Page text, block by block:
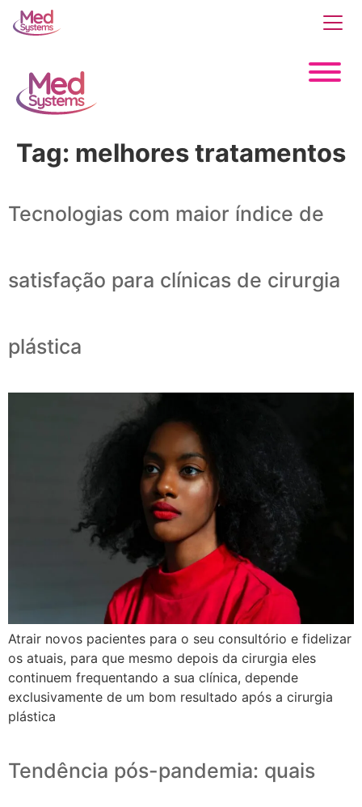
Tag: melhores tratamentos
Tecnologias com maior índice de
satisfação para clínicas de cirurgia
plástica
Atrair novos pacientes para o seu consultório e fidelizar
os atuais, para que mesmo depois da cirurgia eles
continuem frequentando a sua clínica, depende
exclusivamente de um bom resultado após a cirurgia
plástica
Tendência pós-pandemia: quais